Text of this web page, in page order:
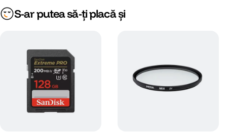
S-ar putea să-ți placă și